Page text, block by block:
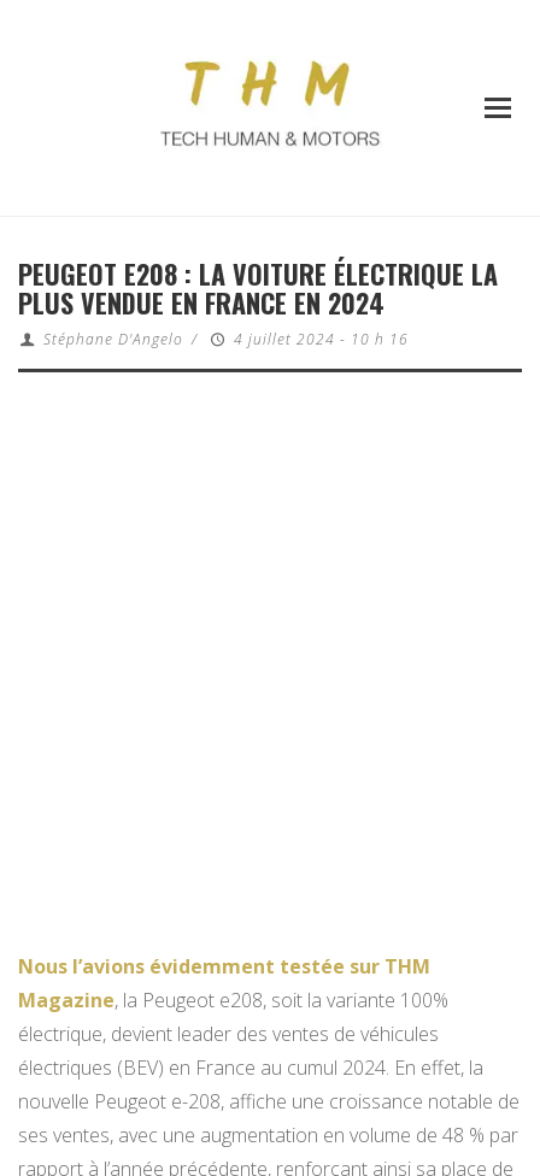
PEUGEOT E208 : LA VOITURE ÉLECTRIQUE LA
PLUS VENDUE EN FRANCE EN 2024
Stéphane D'Angelo / 4 juillet 2024 - 10 h 16
Nous l’avions évidemment testée sur THM
Magazine, la Peugeot e208, soit la variante 100%
électrique, devient leader des ventes de véhicules
électriques (BEV) en France au cumul 2024. En effet, la
nouvelle Peugeot e-208, affiche une croissance notable de
ses ventes, avec une augmentation en volume de 48 % par
rapport à l’année précédente, renforçant ainsi sa place de